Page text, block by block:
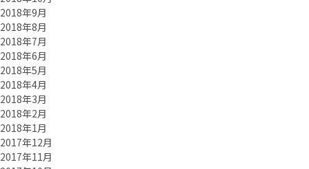
2018年9月
2018年8月
2018年7月
2018年6月
2018年5月
2018年4月
2018年3月
2018年2月
2018年1月
2017年12月
2017年11月